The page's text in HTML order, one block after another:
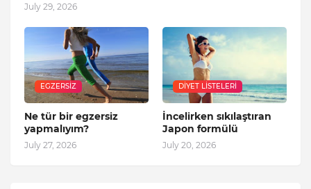
July 29, 2026
EGZERSIZ
Ne tür bir egzersiz
yapmalıyım?
July 27, 2026
DIYET LISTELERI
İncelirken sıkılaştıran
Japon formülü
July 20, 2026